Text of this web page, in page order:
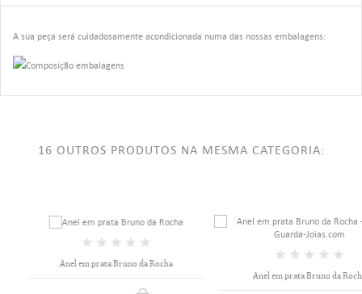
A sua peça será cuidadosamente acondicionada numa das nossas embalagens:
16 OUTROS PRODUTOS NA MESMA CATEGORIA:
Anel em prata Bruno da Rocha
Anel em prata Bruno da Rocha